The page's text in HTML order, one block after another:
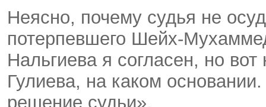
Неясно, почему судья не
потерпевшего Шейх-
Нальгиева я согласен, но
Гулиева, на каком
решение судьи».